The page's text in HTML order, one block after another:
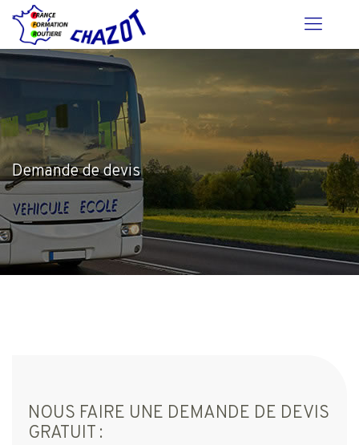
Demande de devis
NOUS FAIRE UNE DEMANDE DE DEVIS
GRATUIT :